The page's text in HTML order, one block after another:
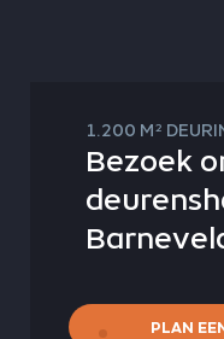
1.200 M2
Bezoek
PLAN